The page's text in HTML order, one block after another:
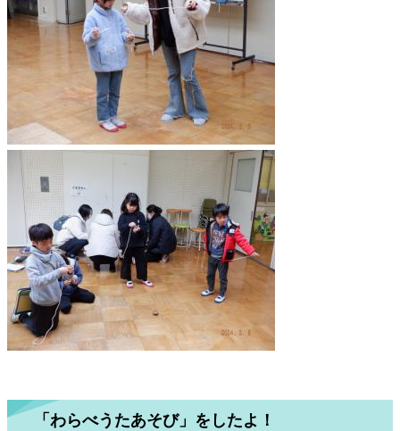
「わらべうたあそび」をしたよ！